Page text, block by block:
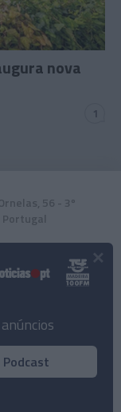
nova
1
56 - 3º
Portugal
Lda.
×